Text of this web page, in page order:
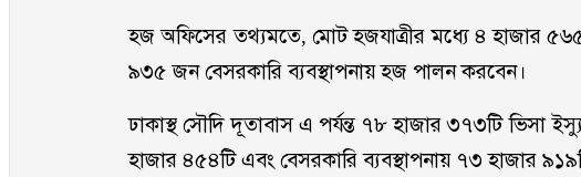
হজ অফিসের তথ্যমতে, মোট হজযাত্রীর মধ্যে ৪ হাজার
৯৩৫ জন বেসরকারি ব্যবস্থাপনায় হজ পালন করবেন।
ঢাকাস্থ সৌদি দূতাবাস এ পর্যন্ত ৭৮ হাজার ৩৭৩টি ভিসা
হাজার ৪৫৪টি এবং বেসরকারি ব্যবস্থাপনায় ৭৩ হাজার